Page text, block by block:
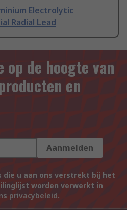
Electrolytic
Radial Lead
op de hoogte van
en
Aanmelden
die u aan ons verstrekt bij het
worden verwerkt in
privacybeleid.